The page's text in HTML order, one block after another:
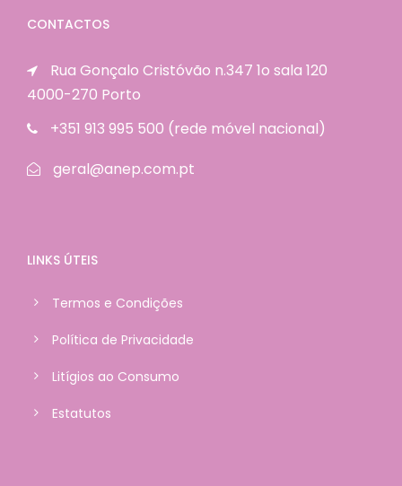
CONTACTOS
Rua Gonçalo Cristóvão n.347 1o sala 120
4000-270 Porto
+351 913 995 500 (rede móvel nacional)
geral@anep.com.pt
LINKS ÚTEIS
Termos e Condições
Política de Privacidade
Litígios ao Consumo
Estatutos